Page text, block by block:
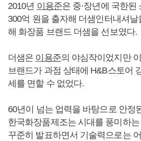
2010년 이용준은 중·장년에 국한된
300억 원을 출자해 더샘인터내셔
해 화장품 브랜드 더샘을 선보였다.
더샘은 이용준의 야심작이었지만
브랜드가 과점 상태에 H&B스토어
세를 면할 수 없었다.
60년이 넘는 업력을 바탕으로 안정
한국화장품제조는 시대를 풍미하
꾸준히 발표하면서 기술력으로는